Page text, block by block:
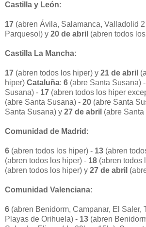
Castilla y León:
17 (abren Ávila, Salamanca, Valladolid
Parquesol) y 20 de abril (abren todos
Castilla La Mancha:
17 (abren todos los hiper) y 21 de abril
hiper) Cataluña: 6 (abre Santa Susana) -
Susana) - 17 (abren todos los hiper
(abre Santa Susana) - 20 (abre Santa
Santa Susana) y 27 de abril (abre
Comunidad de Madrid :
6 (abren todos los hiper) - 13 (abren
(abren todos los hiper) - 18 (abren todos
(abren todos los hiper) y 27 de abril
Comunidad Valenciana:
6 (abren Benidorm, Campanar, El Saler,
Playas de Orihuela) - 13 (abren